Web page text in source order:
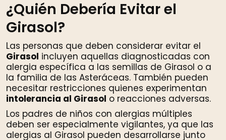
¿Quién Debería Evitar el
Girasol?
Las personas que deben considerar evitar el
Girasol incluyen aquellas diagnosticadas con
alergia específica a las semillas de Girasol o a
la familia de las Asteráceas. También pueden
necesitar restricciones quienes experimentan
intolerancia al Girasol o reacciones adversas.
Los padres de niños con alergias múltiples
deben ser especialmente vigilantes, ya que las
alergias al Girasol pueden desarrollarse junto